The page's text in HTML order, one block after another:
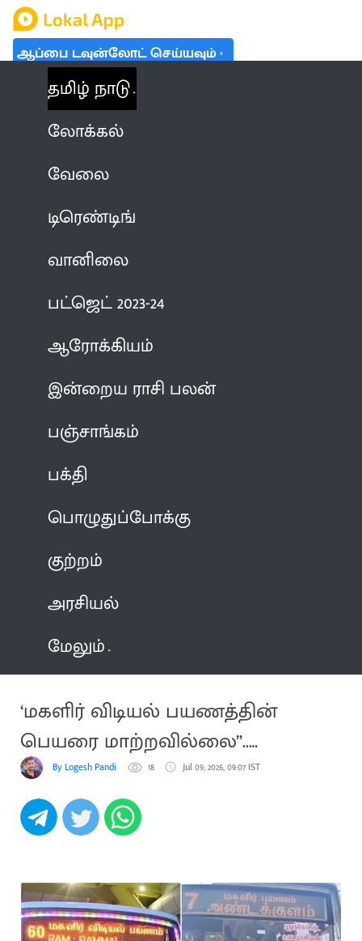
ஆப்பை டவுன்லோட் செய்யவும்
தமிழ் நாடு
லோக்கல்
வேலை
டிரெண்டிங்
வானிலை
பட்ஜெட் 2023-24
ஆரோக்கியம்
இன்றைய ராசி பலன்
பஞ்சாங்கம்
பக்தி
பொழுதுப்போக்கு
குற்றம்
அரசியல்
மேலும்
‘மகளிர் விடியல் பயணத்தின்
பெயரை மாற்றவில்லை”..
போக்குவரத்துத்துறை விளக்கம்
By Logesh Pandi 18 Jul 09, 2026, 09:07 IST